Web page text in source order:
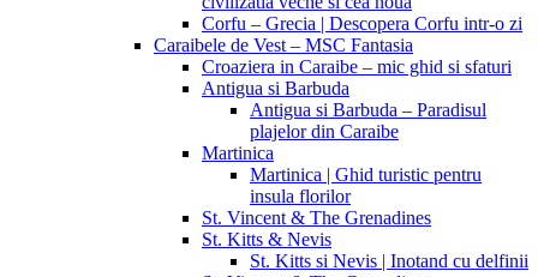
Corfu – Grecia | Descopera Corfu intr-o zi
Caraibele de Vest – MSC Fantasia
Croaziera in Caraibe – mic ghid si sfaturi
Antigua si Barbuda
Antigua si Barbuda – Paradisul
plajelor din Caraibe
Martinica
Martinica | Ghid turistic pentru
insula florilor
St. Vincent & The Grenadines
St. Kitts & Nevis
St. Kitts si Nevis | Inotand cu delfinii